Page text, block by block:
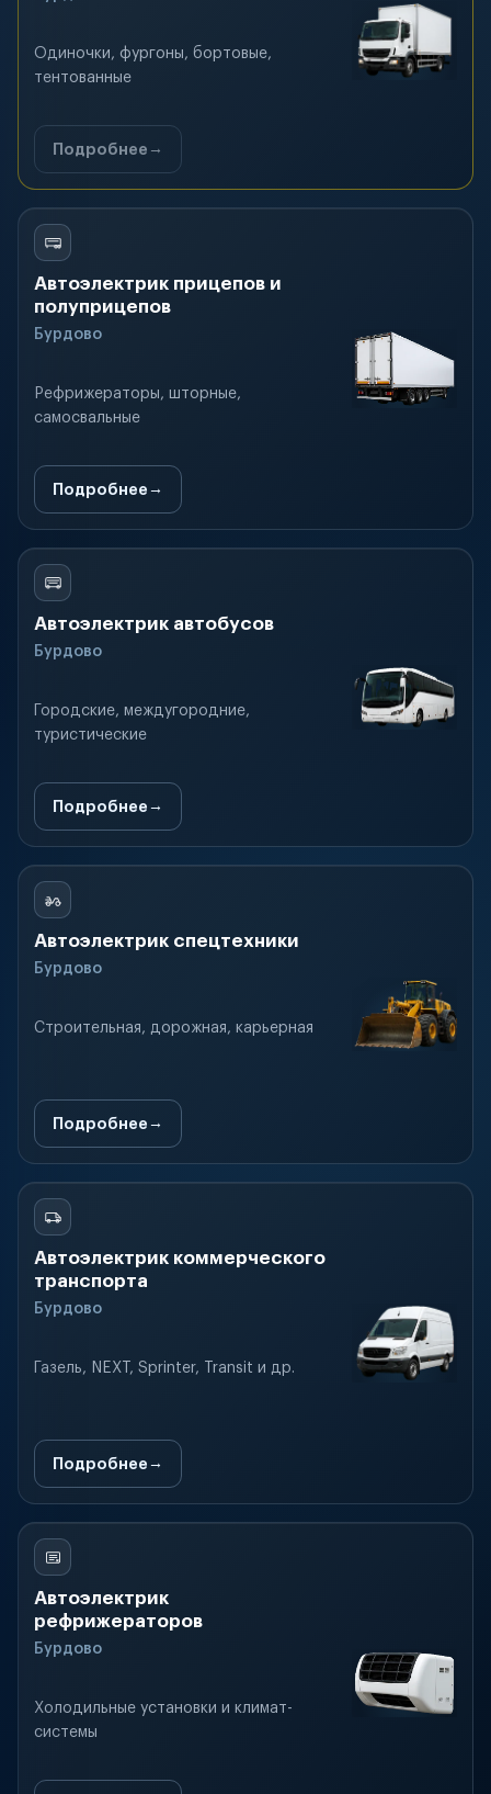
Одиночки, фургоны, бортовые,
тентованные
Подробнее
Автоэлектрик прицепов и
полуприцепов
Бурдово
Рефрижераторы, шторные,
самосвальные
Подробнее
Автоэлектрик автобусов
Бурдово
Городские, междугородние,
туристические
Подробнее
Автоэлектрик спецтехники
Бурдово
Строительная, дорожная, карьерная
Подробнее
Автоэлектрик коммерческого
транспорта
Бурдово
Газель, NEXT, Sprinter, Transit и др.
Подробнее
Автоэлектрик
рефрижераторов
Бурдово
Холодильные установки и климат-
системы